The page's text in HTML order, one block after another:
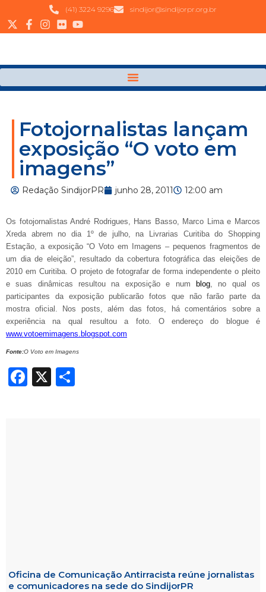
(41) 3224 9296 sindijor@sindijorpr.org.br
Fotojornalistas lançam
exposição “O voto em
imagens”
Redação SindijorPR junho 28, 2011 12:00 am
Os fotojornalistas André Rodrigues, Hans Basso, Marco Lima e Marcos
Xreda abrem no dia 1º de julho, na Livrarias Curitiba do Shopping
Estação, a exposição “O Voto em Imagens – pequenos fragmentos de
um dia de eleição”, resultado da cobertura fotográfica das eleições de
2010 em Curitiba. O projeto de fotografar de forma independente o pleito
e suas dinâmicas resultou na exposição e num blog, no qual os
participantes da exposição publicarão fotos que não farão parte da
mostra oficial. Nos posts, além das fotos, há comentários sobre a
experiência na qual resultou a foto. O endereço do blogue é
www.votoemimagens.blogspot.com
Fonte:O Voto em Imagens
Facebook
X
Oficina de Comunicação Antirracista reúne jornalistas
e comunicadores na sede do SindijorPR